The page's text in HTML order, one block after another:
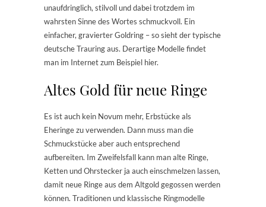
unaufdringlich, stilvoll und dabei trotzdem im
wahrsten Sinne des Wortes schmuckvoll. Ein
einfacher, gravierter Goldring – so sieht der typische
deutsche Trauring aus. Derartige Modelle findet
man im Internet zum Beispiel hier.
Altes Gold für neue Ringe
Es ist auch kein Novum mehr, Erbstücke als
Eheringe zu verwenden. Dann muss man die
Schmuckstücke aber auch entsprechend
aufbereiten. Im Zweifelsfall kann man alte Ringe,
Ketten und Ohrstecker ja auch einschmelzen lassen,
damit neue Ringe aus dem Altgold gegossen werden
können. Traditionen und klassische Ringmodelle